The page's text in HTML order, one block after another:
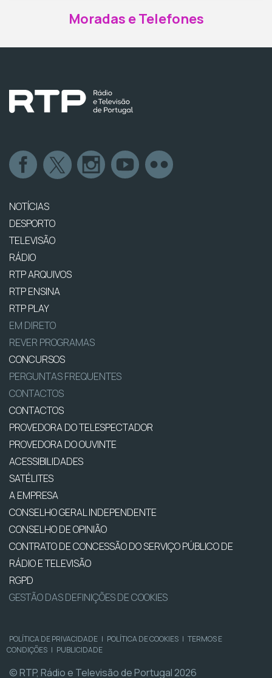
Moradas e Telefones
NOTÍCIAS
DESPORTO
TELEVISÃO
RÁDIO
RTP ARQUIVOS
RTP ENSINA
RTP PLAY
EM DIRETO
REVER PROGRAMAS
CONCURSOS
PERGUNTAS FREQUENTES
CONTACTOS
CONTACTOS
PROVEDORA DO TELESPECTADOR
PROVEDORA DO OUVINTE
ACESSIBILIDADES
SATÉLITES
A EMPRESA
CONSELHO GERAL INDEPENDENTE
CONSELHO DE OPINIÃO
CONTRATO DE CONCESSÃO DO SERVIÇO PÚBLICO DE
RÁDIO E TELEVISÃO
RGPD
GESTÃO DAS DEFINIÇÕES DE COOKIES
POLÍTICA DE PRIVACIDADE | POLÍTICA DE COOKIES | TERMOS E
CONDIÇÕES | PUBLICIDADE
© RTP, Rádio e Televisão de Portugal 2026